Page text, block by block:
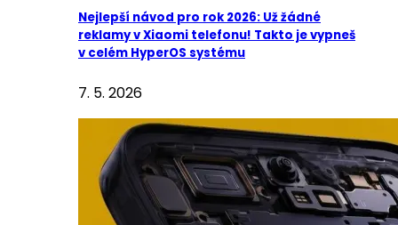
Nejlepší návod pro rok 2026: Už žádné
reklamy v Xiaomi telefonu! Takto je vypneš
v celém HyperOS systému
7. 5. 2026